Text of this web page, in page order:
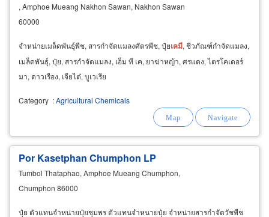
, Amphoe Mueang Nakhon Sawan, Nakhon Sawan
60000
จำหน่ายเมล็ดพันธุ์พืช, สารกำจัดแมลงศัตรพืช, ปุ๋ยเคมี, ชีวภัณฑ์กำจัดแมลง,
เมล็ดพันธุ์, ปุ๋ย, สารกำจัดแมลง, เอ็ม ที เค, ยาฆ่าหญ้า, ศรแดง, ไตรโคเดอร์
มา, ดาวเรือง, เจียไต๋, บูเวเรีย
Category :Agricultural Chemicals
Por Kasetphan Chumphon LP
Tumbol Thataphao, Amphoe Mueang Chumphon,
Chumphon 86000
ปุ๋ย ตัวแทนจำหน่ายปุ๋ยชุมพร ตัวแทนจำหนายปุ๋ย จำหน่ายสารกำจัดวัชพืช